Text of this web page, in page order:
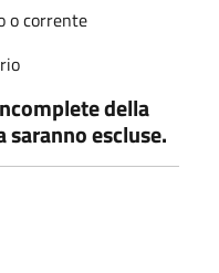
o corrente
della
escluse.